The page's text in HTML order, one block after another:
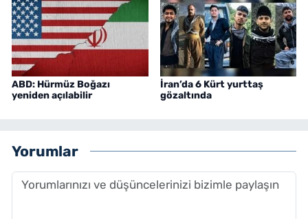
ABD: Hürmüz Boğazı
yeniden açılabilir
İran’da 6 Kürt yurttaş
gözaltında
Yorumlar